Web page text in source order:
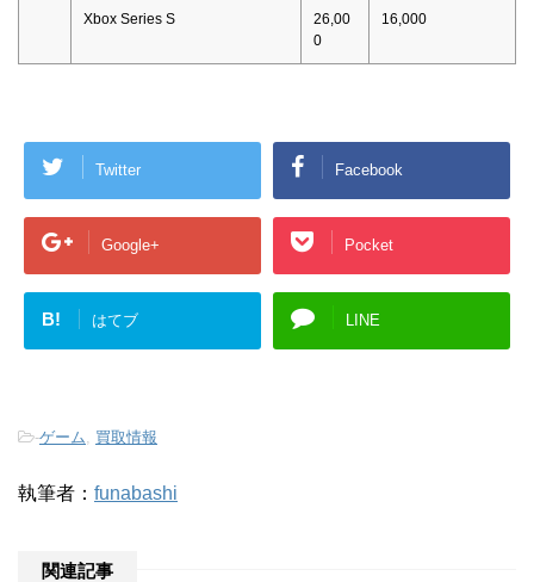
Xbox Series S
26,00
0
16,000
Twitter Facebook
Google+ Pocket
B! はてブ LINE
-ゲーム 買取情報
執筆者： funabashi
関連記事